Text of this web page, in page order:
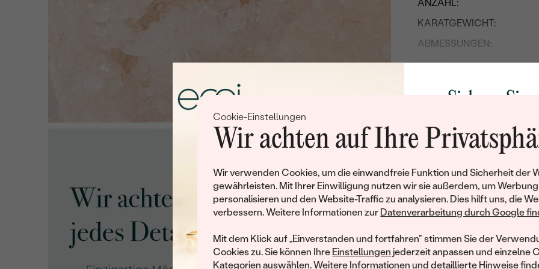
Cookie-Einstellungen
Wir achten auf Ihre
Wir verwenden Cookies, um die einwandfreie Funktion und Sicherheit der
gewährleisten. Mit Ihrer Einwilligung nutzen wir sie außerdem, um Werbung
personalisieren und den Website-Traffic zu analysieren. Dies hilft uns, die
verbessern. Weitere Informationen zur Datenverarbeitung durch Google
Mit dem Klick auf „Einverstanden und fortfahren" stimmen Sie der
Cookies zu. Sie können Ihre Einstellungen jederzeit anpassen und einzelne
Kategorien auswählen. Weitere Informationen und detaillierte Hinweise
ANZAHL:
KARATGEWICHT:
ABMESSUNGEN:
FARBE:
BEARBEITUNG:
Sichern Sie
Rabatt auf
Werden Sie Teil
und entdecken Sie die
gefertigten Schmucks
Ihren ersten